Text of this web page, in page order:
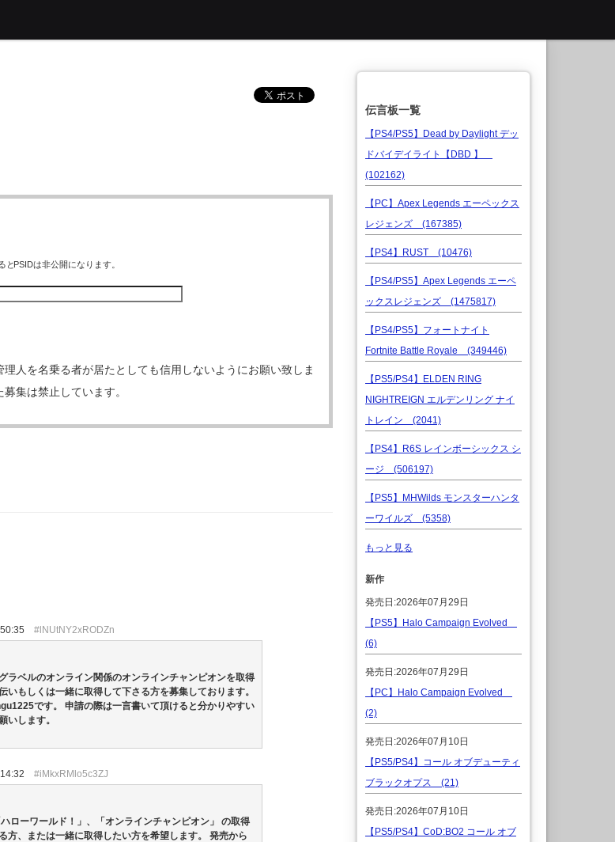
とPSIDは非公開になります。
人を名乗る者が居たとしても信用しないようにお願い致しま
集は禁止しています。
#lNUtNY2xRODZn
ラベルのオンライン関係のオンラインチャンピオンを取得
いもしくは一緒に取得して下さる方を募集しております。
です。 申請の際は一言書いて頂けると分かりやすい
いします。
#iMkxRMlo5c3ZJ
ハローワールド！」、「オンラインチャンピオン」 の取得
方、または一緒に取得したい方を希望します。 発売から
伝言板一覧
【PS4/PS5】Dead by Daylight デッ
ドバイデイライト【DBD 】
(102162)
【PC】Apex Legends エーペックス
レジェンズ (167385)
【PS4】RUST (10476)
【PS4/PS5】Apex Legends エーペ
ックスレジェンズ (1475817)
【PS4/PS5】フォートナイト
Fortnite Battle Royale (349446)
【PS5/PS4】ELDEN RING
NIGHTREIGN エルデンリング ナイ
トレイン (2041)
【PS4】R6S レインボーシックス シ
ージ (506197)
【PS5】MHWilds モンスターハンタ
ーワイルズ (5358)
もっと見る
新作
発売日:2026年07月29日
【PS5】Halo Campaign Evolved
(6)
発売日:2026年07月29日
【PC】Halo Campaign Evolved
(2)
発売日:2026年07月10日
【PS5/PS4】コール オブデューティ
ブラックオプス (21)
発売日:2026年07月10日
【PS5/PS4】CoD:BO2 コール オブ